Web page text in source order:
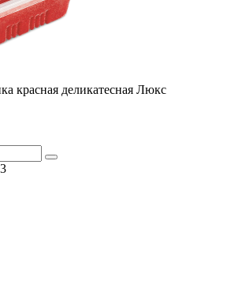
красная деликатесная Люкс